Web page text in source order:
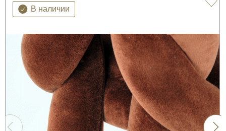
анатомически правильную поддержку тела.
Мягкая подушка спинки представляет собой
конструктивный элемент, выполненный из гусиного пуха
с внутренней вставкой из пенополиуретана. Такое
сочетание дарит ощущение уюта и расслабленности, при
этом сохраняя форму и структуру. Обивка подушки
доступна как в ткани, так и в коже из актуальной
коллекции Gianfranco Ferré Home.
В наличии